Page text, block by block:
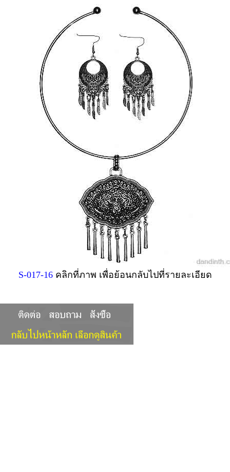
S-017-16คลิกที่ภาพ เพื่อย้อนกลับไปที่รายละเอียด